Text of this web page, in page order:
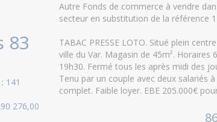
83
141
276,00
Autre Fonds de commerce à vendre
secteur en substitution de la référence
TABAC PRESSE LOTO. Situé plein
ville du Var. Magasin de 45m². Horaires
19h30. Fermé tous les après midi des
Tenu par un couple avec deux salariés
complet. Faible loyer. EBE 205.000€